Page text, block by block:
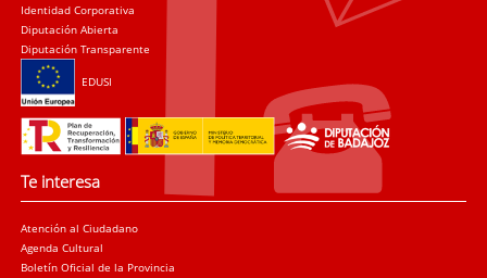
Identidad Corporativa
Diputación Abierta
Diputación Transparente
EDUSI
Te interesa
Atención al Ciudadano
Agenda Cultural
Boletín Oficial de la Provincia